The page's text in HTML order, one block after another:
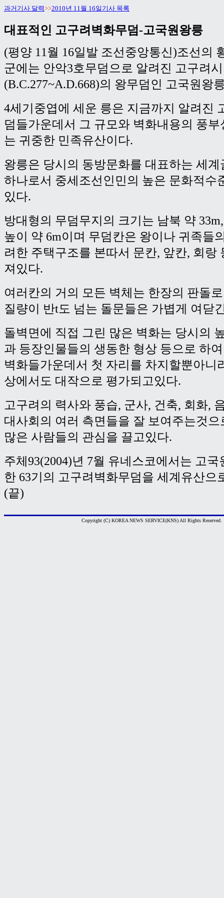
과거기사 달력>>2010년 11월 16일기사 목록
대표적인 고구려벽화무덤-고국원왕릉
(평양 11월 16일발 조선중앙통신)조선의
군에는 안악3호무덤으로 알려진 고구려
(B.C.277~A.D.668)의 왕무덤인 고국원왕
4세기중엽에 세운 릉은 지금까지 알려진
덤들가운데서 그 규모와 벽화내용의 풍
는 귀중한 민족유산이다.
왕릉은 당시의 동방문화를 대표하는 세
하나로서 중세조선인민의 높은 문화적수
있다.
방대형의 무덤무지의 크기는 남북 약
높이 약 6m이며 무덤칸은 왕이나 귀족들
려한 주택구조를 본따서 문칸, 앞칸, 회랑
져있다.
여러칸의 거의 모든 벽체는 한장의 판돌
질량이 반t도 넘는 돌문들은 가볍게 여닫
돌벽면에 직접 그린 많은 벽화는 당시의
과 등장인물들의 생동한 형상 등으로 하
벽화들가운데서 첫 자리를 차지할뿐아니
상에서도 대작으로 평가되고있다.
고구려의 력사와 풍습, 군사, 건축, 회화,
대사회의 여러 측면들을 잘 보여주는것
많은 사람들의 관심을 끌고있다.
주체93(2004)년 7월 유네스코에서는 고
한 63기의 고구려벽화무덤을 세계유산으
(끝)
Copyright (C) KOREA NEWS SERVICE(KNS) All Rights Reserved.